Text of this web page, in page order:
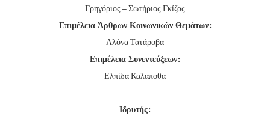
Γρηγόριος – Σωτήριος Γκίζας
Επιμέλεια Άρθρων Κοινωνικών Θεμάτων:
Αλόνα Τατάροβα
Επιμέλεια Συνεντεύξεων:
Ελπίδα Καλαπόθα
Ιδρυτής: